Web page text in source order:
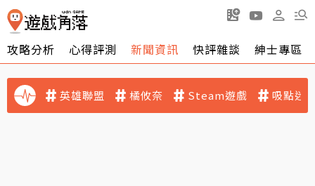
攻略分析 心得評測 新聞資訊 快評雜談 紳士專區
英雄聯盟 橘攸奈 Steam遊戲 吸點迷